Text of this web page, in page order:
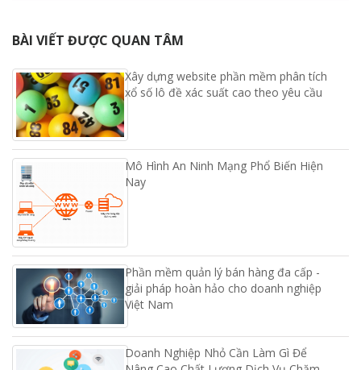
BÀI VIẾT ĐƯỢC QUAN TÂM
Xây dựng website phần mềm phân tích
xổ số lô đề xác suất cao theo yêu cầu
Mô Hình An Ninh Mạng Phổ Biến Hiện
Nay
Phần mềm quản lý bán hàng đa cấp -
giải pháp hoàn hảo cho doanh nghiệp
Việt Nam
Doanh Nghiệp Nhỏ Cần Làm Gì Để